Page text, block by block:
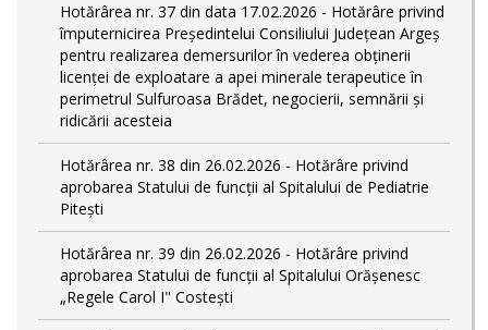
Hotărârea nr. 37 din data 17.02.2026 - Hotărâre privind
împuternicirea Președintelui Consiliului Județean Argeș
pentru realizarea demersurilor în vederea obținerii
licenței de exploatare a apei minerale terapeutice în
perimetrul Sulfuroasa Brădet, negocierii, semnării și
ridicării acesteia
Hotărârea nr. 38 din 26.02.2026 - Hotărâre privind
aprobarea Statului de funcţii al Spitalului de Pediatrie
Pitești
Hotărârea nr. 39 din 26.02.2026 - Hotărâre privind
aprobarea Statului de funcţii al Spitalului Orăşenesc
„Regele Carol I" Costeşti